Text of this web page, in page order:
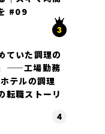
#09
ていた調理の
——工場勤務
テルの調理
転職ストーリ